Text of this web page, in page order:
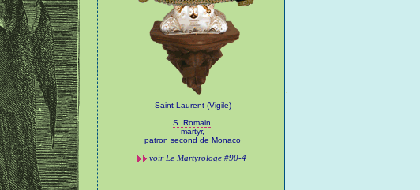
Saint Laurent (Vigile)
S. Romain,
martyr,
patron second de Monaco
voir Le Martyrologe#90-4